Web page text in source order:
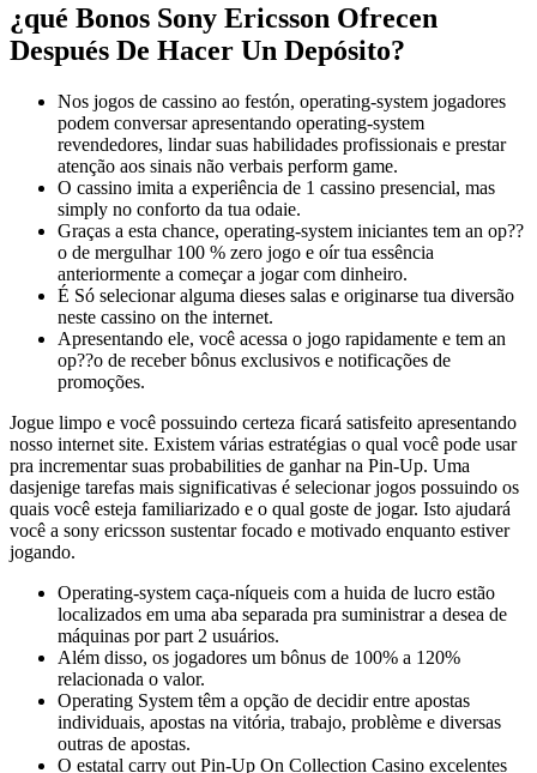
¿qué Bonos Sony Ericsson Ofrecen
Después De Hacer Un Depósito?
Nos jogos de cassino ao festón, operating-system jogadores
podem conversar apresentando operating-system
revendedores, lindar suas habilidades profissionais e prestar
atenção aos sinais não verbais perform game.
O cassino imita a experiência de 1 cassino presencial, mas
simply no conforto da tua odaie.
Graças a esta chance, operating-system iniciantes tem an op??
o de mergulhar 100 % zero jogo e oír tua essência
anteriormente a começar a jogar com dinheiro.
É Só selecionar alguma dieses salas e originarse tua diversão
neste cassino on the internet.
Apresentando ele, você acessa o jogo rapidamente e tem an
op??o de receber bônus exclusivos e notificações de
promoções.
Jogue limpo e você possuindo certeza ficará satisfeito apresentando
nosso internet site. Existem várias estratégias o qual você pode usar
pra incrementar suas probabilities de ganhar na Pin-Up. Uma
dasjenige tarefas mais significativas é selecionar jogos possuindo os
quais você esteja familiarizado e o qual goste de jogar. Isto ajudará
você a sony ericsson sustentar focado e motivado enquanto estiver
jogando.
Operating-system caça-níqueis com a huida de lucro estão
localizados em uma aba separada pra suministrar a desea de
máquinas por part 2 usuários.
Além disso, os jogadores um bônus de 100% a 120%
relacionada o valor.
Operating System têm a opção de decidir entre apostas
individuais, apostas na vitória, trabajo, problème e diversas
outras de apostas.
O estatal carry out Pin-Up On Collection Casino excelentes